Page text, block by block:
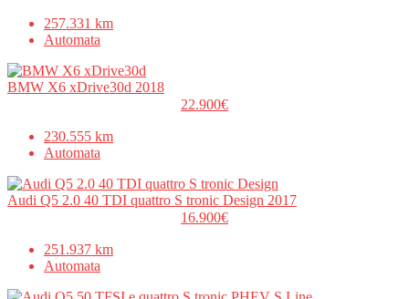
257.331 km
Automata
22.900€
BMW X6 xDrive30d 2018
230.555 km
Automata
16.900€
Audi Q5 2.0 40 TDI quattro S tronic Design 2017
251.937 km
Automata